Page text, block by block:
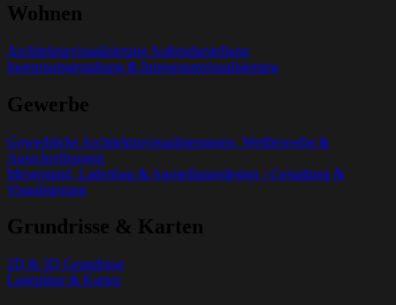
Wohnen
Architekturvisualisierung Außendarstellung
Innenraumgestaltung & Innenraumvisualisierung
Gewerbe
Gewerbliche Architekturvisualisierungen, Wettbewerbe &
Ausschreibungen
Messestand, Ladenbau & Ausstellungsdesign - Gestaltung &
Visualisierung
Grundrisse & Karten
2D & 3D Grundrisse
Lagepläne & Karten